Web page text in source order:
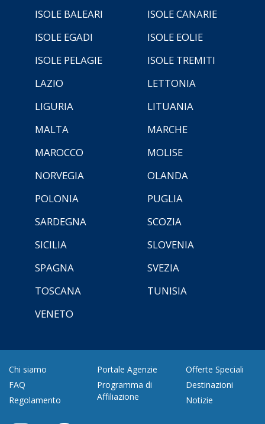
ISOLE BALEARI
ISOLE CANARIE
ISOLE EGADI
ISOLE EOLIE
ISOLE PELAGIE
ISOLE TREMITI
LAZIO
LETTONIA
LIGURIA
LITUANIA
MALTA
MARCHE
MAROCCO
MOLISE
NORVEGIA
OLANDA
POLONIA
PUGLIA
SARDEGNA
SCOZIA
SICILIA
SLOVENIA
SPAGNA
SVEZIA
TOSCANA
TUNISIA
VENETO
Chi siamo
FAQ
Regolamento
Portale Agenzie
Programma di
Affiliazione
Offerte Speciali
Destinazioni
Notizie